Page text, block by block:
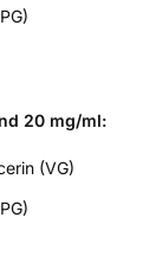
20 mg/ml:
(VG)